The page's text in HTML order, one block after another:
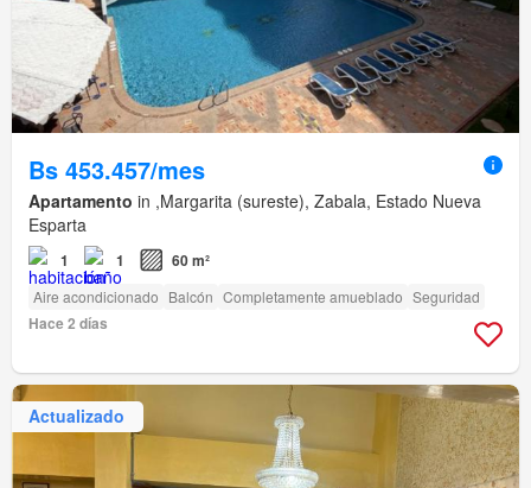
Bs 453.457/mes
Apartamento in ,Margarita (sureste), Zabala, Estado Nueva
Esparta
1 1 60 m²
Aire acondicionado Balcón Completamente amueblado Seguridad
Hace 2 días
Actualizado